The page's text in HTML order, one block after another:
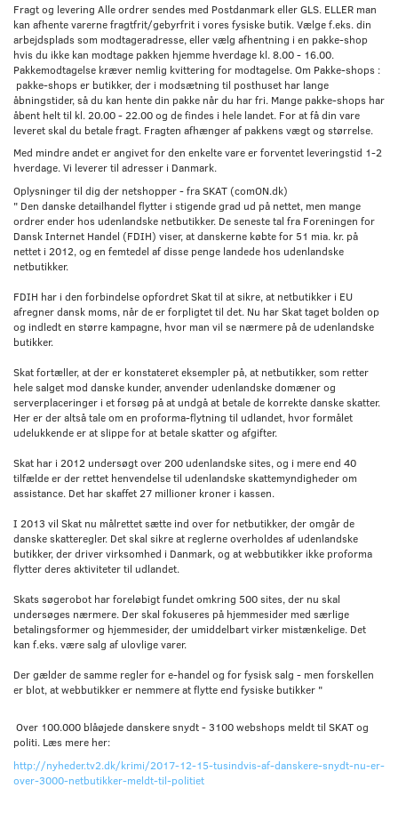
Fragt og levering Alle ordrer sendes med Postdanmark eller GLS. ELLER man
kan afhente varerne fragtfrit/gebyrfrit i vores fysiske butik. Vælge f.eks. din
arbejdsplads som modtageradresse, eller vælg afhentning i en pakke-shop
hvis du ikke kan modtage pakken hjemme hverdage kl. 8.00 - 16.00.
Pakkemodtagelse kræver nemlig kvittering for modtagelse. Om Pakke-shops :
pakke-shops er butikker, der i modsætning til posthuset har lange
åbningstider, så du kan hente din pakke når du har fri. Mange pakke-shops har
åbent helt til kl. 20.00 - 22.00 og de findes i hele landet. For at få din vare
leveret skal du betale fragt. Fragten afhænger af pakkens vægt og størrelse.
Med mindre andet er angivet for den enkelte vare er forventet leveringstid 1-2
hverdage. Vi leverer til adresser i Danmark.
Oplysninger til dig der netshopper - fra SKAT (comON.dk)
" Den danske detailhandel flytter i stigende grad ud på nettet, men mange
ordrer ender hos udenlandske netbutikker. De seneste tal fra Foreningen for
Dansk Internet Handel (FDIH) viser, at danskerne købte for 51 mia. kr. på
nettet i 2012, og en femtedel af disse penge landede hos udenlandske
netbutikker.
FDIH har i den forbindelse opfordret Skat til at sikre, at netbutikker i EU
afregner dansk moms, når de er forpligtet til det. Nu har Skat taget bolden op
og indledt en større kampagne, hvor man vil se nærmere på de udenlandske
butikker.
Skat fortæller, at der er konstateret eksempler på, at netbutikker, som retter
hele salget mod danske kunder, anvender udenlandske domæner og
serverplaceringer i et forsøg på at undgå at betale de korrekte danske skatter.
Her er der altså tale om en proforma-flytning til udlandet, hvor formålet
udelukkende er at slippe for at betale skatter og afgifter.
Skat har i 2012 undersøgt over 200 udenlandske sites, og i mere end 40
tilfælde er der rettet henvendelse til udenlandske skattemyndigheder om
assistance. Det har skaffet 27 millioner kroner i kassen.
I 2013 vil Skat nu målrettet sætte ind over for netbutikker, der omgår de
danske skatteregler. Det skal sikre at reglerne overholdes af udenlandske
butikker, der driver virksomhed i Danmark, og at webbutikker ikke proforma
flytter deres aktiviteter til udlandet.
Skats søgerobot har foreløbigt fundet omkring 500 sites, der nu skal
undersøges nærmere. Der skal fokuseres på hjemmesider med særlige
betalingsformer og hjemmesider, der umiddelbart virker mistænkelige. Det
kan f.eks. være salg af ulovlige varer.
Der gælder de samme regler for e-handel og for fysisk salg - men forskellen
er blot, at webbutikker er nemmere at flytte end fysiske butikker "
Over 100.000 blåøjede danskere snydt - 3100 webshops meldt til SKAT og
politi. Læs mere her:
http://nyheder.tv2.dk/krimi/2017-12-15-tusindvis-af-danskere-snydt-nu-er-
over-3000-netbutikker-meldt-til-politiet